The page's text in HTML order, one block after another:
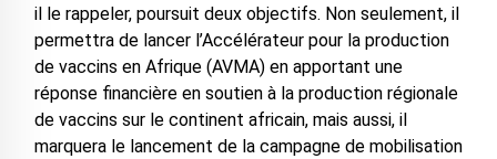
il le rappeler, poursuit deux objectifs. Non seulement, il
permettra de lancer l’Accélérateur pour la production
de vaccins en Afrique (AVMA) en apportant une
réponse financière en soutien à la production régionale
de vaccins sur le continent africain, mais aussi, il
marquera le lancement de la campagne de mobilisation